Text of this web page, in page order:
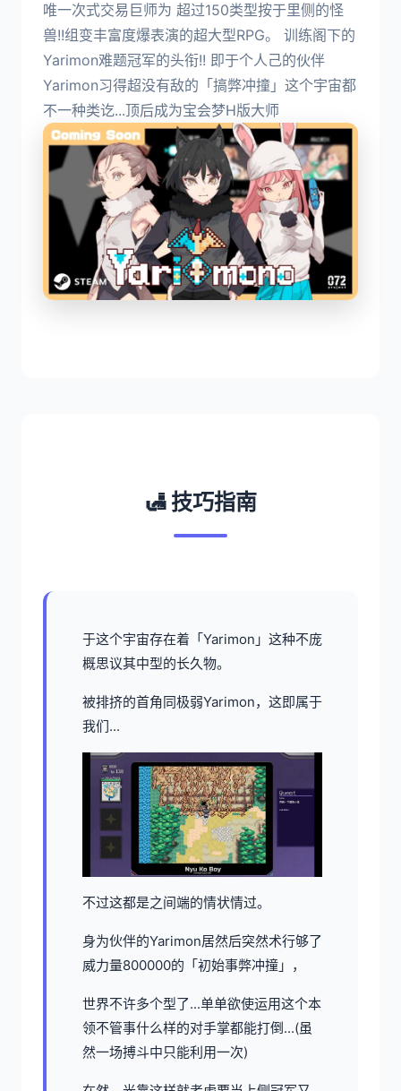
唯一次式交易巨师为 超过150类型按于里侧的怪
兽!!组变丰富度爆表演的超大型RPG。 训练阁下的
Yarimon难题冠军的头衔!! 即于个人己的伙伴
Yarimon习得超没有敌的「搞弊冲撞」这个宇宙都
不一种类讫...顶后成为宝会梦H版大师
🛃 技巧指南
于这个宇宙存在着「Yarimon」这种不庞
概思议其中型的长久物。
被排挤的首角同极弱Yarimon，这即属于
我们...
不过这都是之间端的情状情过。
身为伙伴的Yarimon居然后突然术行够了
威力量800000的「初始事弊冲撞」，
世界不许多个型了...单单欲使运用这个本
领不管事什么样的对手掌都能打倒...(虽
然一场搏斗中只能利用一次)